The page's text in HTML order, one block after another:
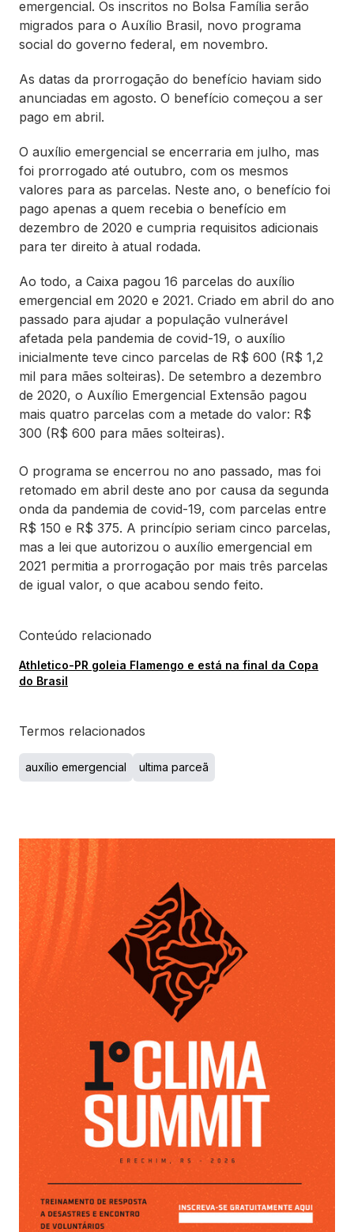
emergencial. Os inscritos no Bolsa Família serão
migrados para o Auxílio Brasil, novo programa
social do governo federal, em novembro.
As datas da prorrogação do benefício haviam sido
anunciadas em agosto. O benefício começou a ser
pago em abril.
O auxílio emergencial se encerraria em julho, mas
foi prorrogado até outubro, com os mesmos
valores para as parcelas. Neste ano, o benefício foi
pago apenas a quem recebia o benefício em
dezembro de 2020 e cumpria requisitos adicionais
para ter direito à atual rodada.
Ao todo, a Caixa pagou 16 parcelas do auxílio
emergencial em 2020 e 2021. Criado em abril do ano
passado para ajudar a população vulnerável
afetada pela pandemia de covid-19, o auxílio
inicialmente teve cinco parcelas de R$ 600 (R$ 1,2
mil para mães solteiras). De setembro a dezembro
de 2020, o Auxílio Emergencial Extensão pagou
mais quatro parcelas com a metade do valor: R$
300 (R$ 600 para mães solteiras).
O programa se encerrou no ano passado, mas foi
retomado em abril deste ano por causa da segunda
onda da pandemia de covid-19, com parcelas entre
R$ 150 e R$ 375. A princípio seriam cinco parcelas,
mas a lei que autorizou o auxílio emergencial em
2021 permitia a prorrogação por mais três parcelas
de igual valor, o que acabou sendo feito.
Conteúdo relacionado
Athletico-PR goleia Flamengo e está na final da Copa
do Brasil
Termos relacionados
auxílio emergencial ultima parceã